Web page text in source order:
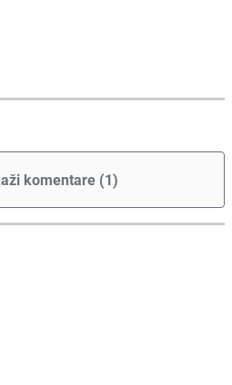
komentare (1)